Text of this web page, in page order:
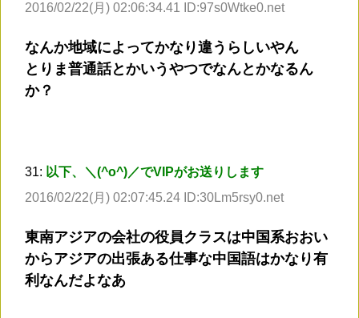
2016/02/22(月) 02:06:34.41 ID:97s0Wtke0.net
なんか地域によってかなり違うらしいやん
とりま普通話とかいうやつでなんとかなるん
か？
31: 以下、＼(^o^)／でVIPがお送りします
2016/02/22(月) 02:07:45.24 ID:30Lm5rsy0.net
東南アジアの会社の役員クラスは中国系おおい
からアジアの出張ある仕事な中国語はかなり有
利なんだよなあ